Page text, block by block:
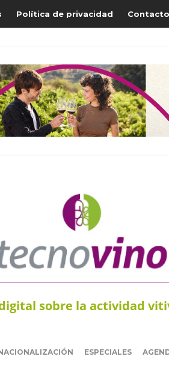
Política de privacidad Contacto
sobre la actividad
ESPECIALES